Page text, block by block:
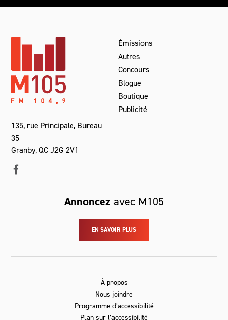
135, rue Principale, Bureau
35
Granby, QC J2G 2V1
Émissions
Autres
Concours
Blogue
Boutique
Publicité
Annoncez avec M105
EN SAVOIR PLUS
À propos
Nous joindre
Programme d’accessibilité
Plan sur l’accessibilité